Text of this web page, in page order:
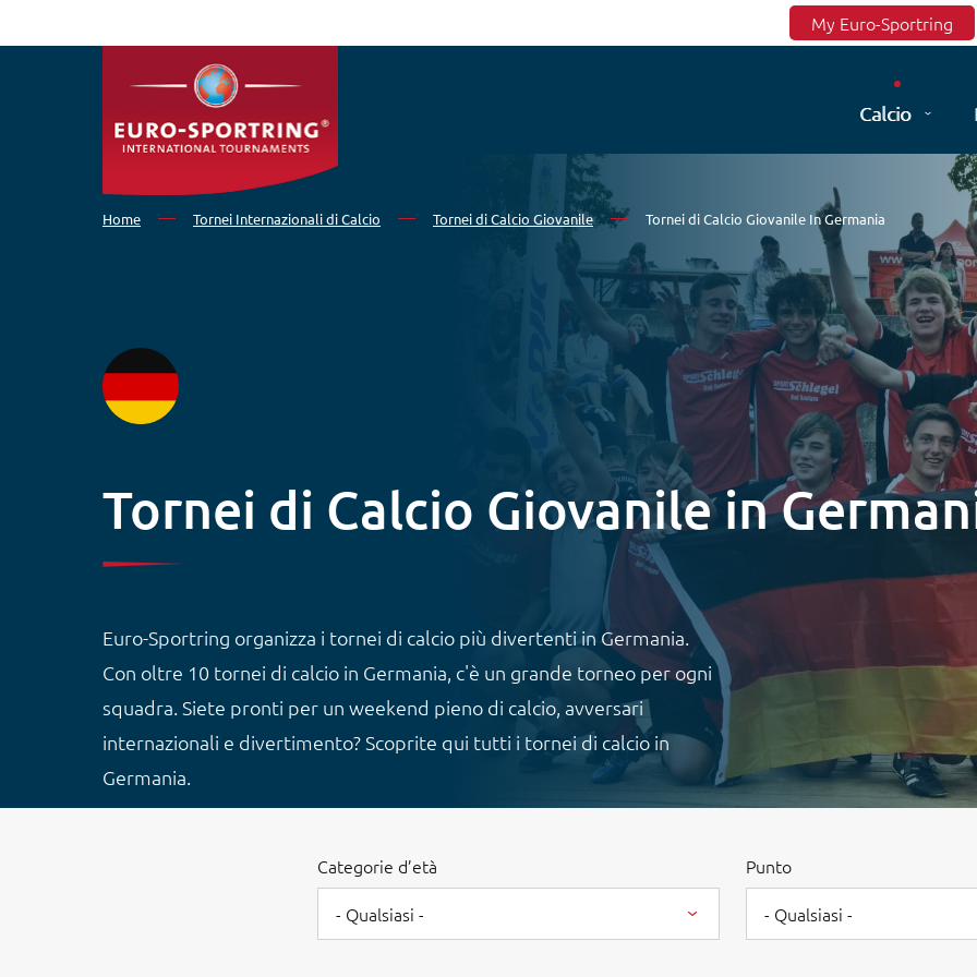
Top menu
My Euro-Sportring
Calcio
Home Tornei Internazionali di Calcio Tornei di Calcio Giovanile Tornei di Calcio Giovanile In Germania
Tornei di Calcio Giovanile in
Euro-Sportring organizza i tornei di calcio più divertenti in Germania.
Con oltre 10 tornei di calcio in Germania, c'è un grande torneo per ogni
squadra. Siete pronti per un weekend pieno di calcio, avversari
internazionali e divertimento? Scoprite qui tutti i tornei di calcio in
Germania.
Categorie d’età
- Qualsiasi -
Punto
- Qualsiasi -